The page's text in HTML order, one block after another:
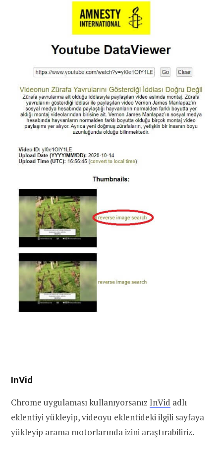
InVid
Chrome uygulaması kullanıyorsanız InVid adlı
eklentiyi yükleyip, videoyu eklentideki ilgili sayfaya
yükleyip arama motorlarında izini araştırabiliriz.